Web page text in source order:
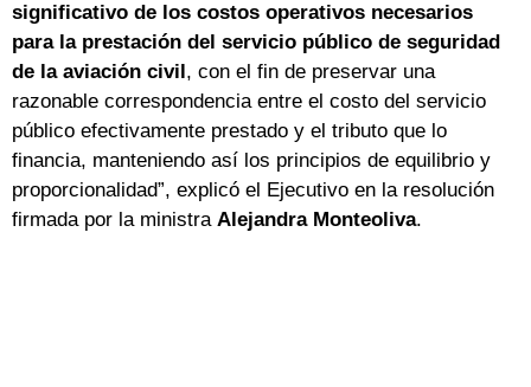
significativo de los costos operativos necesarios
para la prestación del servicio público de seguridad
de la aviación civil, con el fin de preservar una
razonable correspondencia entre el costo del servicio
público efectivamente prestado y el tributo que lo
financia, manteniendo así los principios de equilibrio y
proporcionalidad”, explicó el Ejecutivo en la resolución
firmada por la ministra Alejandra Monteoliva.